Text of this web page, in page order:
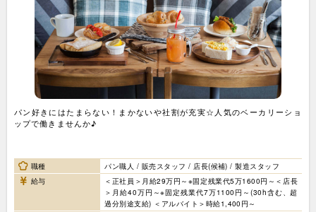
パン好きにはたまらない！まかないや社割が充実☆人気のベーカリーショ
ップで働きませんか♪
職種
パン職人 / 販売スタッフ / 店長(候補) / 製造スタッフ
給与
＜正社員＞月給29万円～※固定残業代5万1600円～＜店長
＞月給40万円～※固定残業代7万1100円～(30h含む、超
過分別途支給) ＜アルバイト＞時給1,400円～